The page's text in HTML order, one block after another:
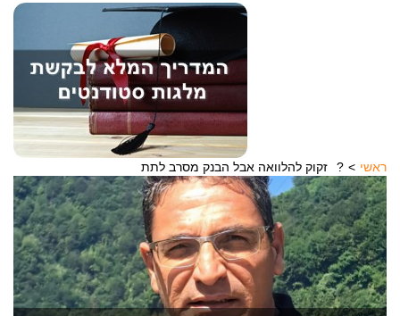
ראשי זקוק להלוואה אבל הבנק מסרב לתת?